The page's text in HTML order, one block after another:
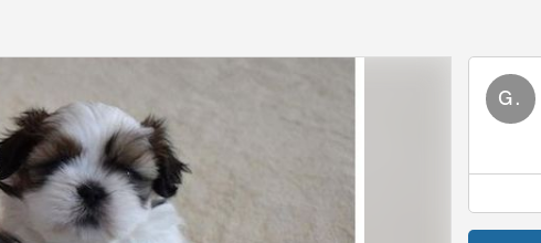
G.